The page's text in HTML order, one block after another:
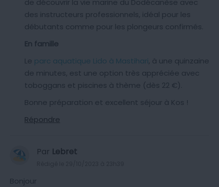
de découvrir la vie marine du Dodécanèse avec
des instructeurs professionnels, idéal pour les
débutants comme pour les plongeurs confirmés.
En famille
Le parc aquatique Lido à Mastihari, à une quinzaine
de minutes, est une option très appréciée avec
toboggans et piscines à thème (dès 22 €).
Bonne préparation et excellent séjour à Kos !
Répondre
Par Lebret
Bonjour